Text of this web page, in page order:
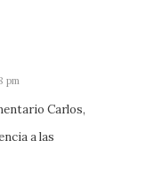
pm
Carlos,
a las